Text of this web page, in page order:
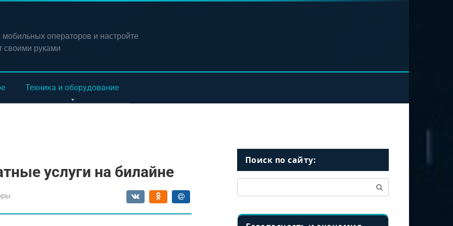
мобильных операторов и настройте
своими руками
Техника и оборудование
услуги на билайне
Поиск по сайту: